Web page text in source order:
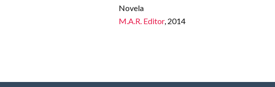
Novela
M.A.R. Editor, 2014